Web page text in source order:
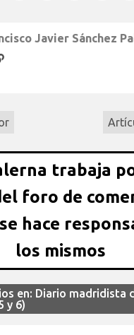
Javier Sánchez
trabaja
foro de
hace
los mismos
en: Diario madridista
y 6)